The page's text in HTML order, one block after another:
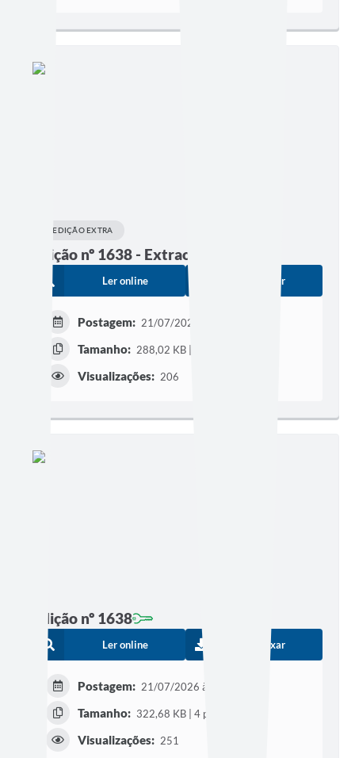
EDIÇÃO EXTRA
Edição nº 1638 - Extraordinária
Ler online Baixar
Postagem: 21/07/2026 às 17h00
Tamanho: 288,02 KB | 2 páginas
Visualizações: 206
Edição nº 1638
Ler online Baixar
Postagem: 21/07/2026 às 00h01
Tamanho: 322,68 KB | 4 páginas
Visualizações: 251